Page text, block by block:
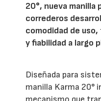
20°, nueva manilla
correderos
comodidad de
y fiabilidad a largo
Diseñada para
manilla Karma 20°